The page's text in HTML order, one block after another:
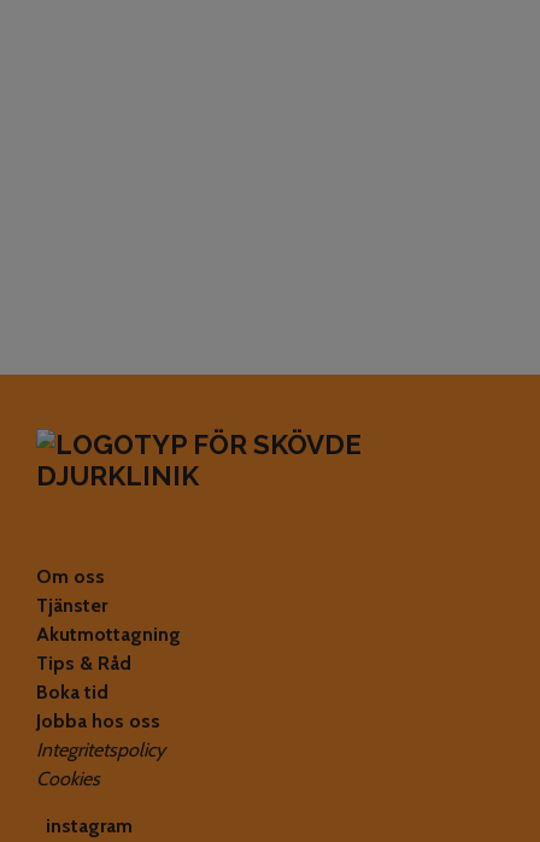
Om oss
Tjänster
Akutmottagning
Tips & Råd
Boka tid
Jobba hos oss
Integritetspolicy
Cookies
instagram